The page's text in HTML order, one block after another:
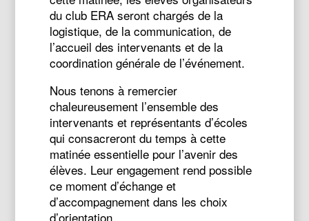
du club ERA seront chargés de la
logistique, de la communication, de
l’accueil des intervenants et de la
coordination générale de l’événement.
Nous tenons à remercier
chaleureusement l’ensemble des
intervenants et représentants d’écoles
qui consacreront du temps à cette
matinée essentielle pour l’avenir des
élèves. Leur engagement rend possible
ce moment d’échange et
d’accompagnement dans les choix
d’orientation.